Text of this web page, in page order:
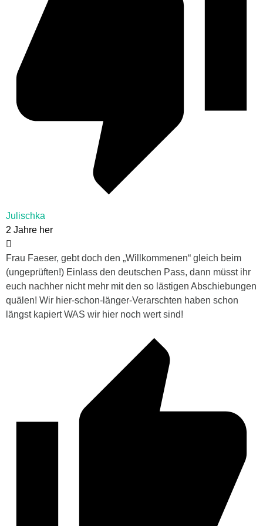
Julischka
2 Jahre her
Frau Faeser, gebt doch den „Willkommenen“ gleich beim
(ungeprüften!) Einlass den deutschen Pass, dann müsst ihr
euch nachher nicht mehr mit den so lästigen Abschiebungen
quälen! Wir hier-schon-länger-Verarschten haben schon
längst kapiert WAS wir hier noch wert sind!